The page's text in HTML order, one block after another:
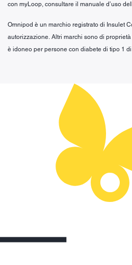
con myLoop, consultare il manuale d’uso
Omnipod è un marchio registrato di Insulet
autorizzazione. Altri marchi sono di
è idoneo per persone con diabete di tipo 1